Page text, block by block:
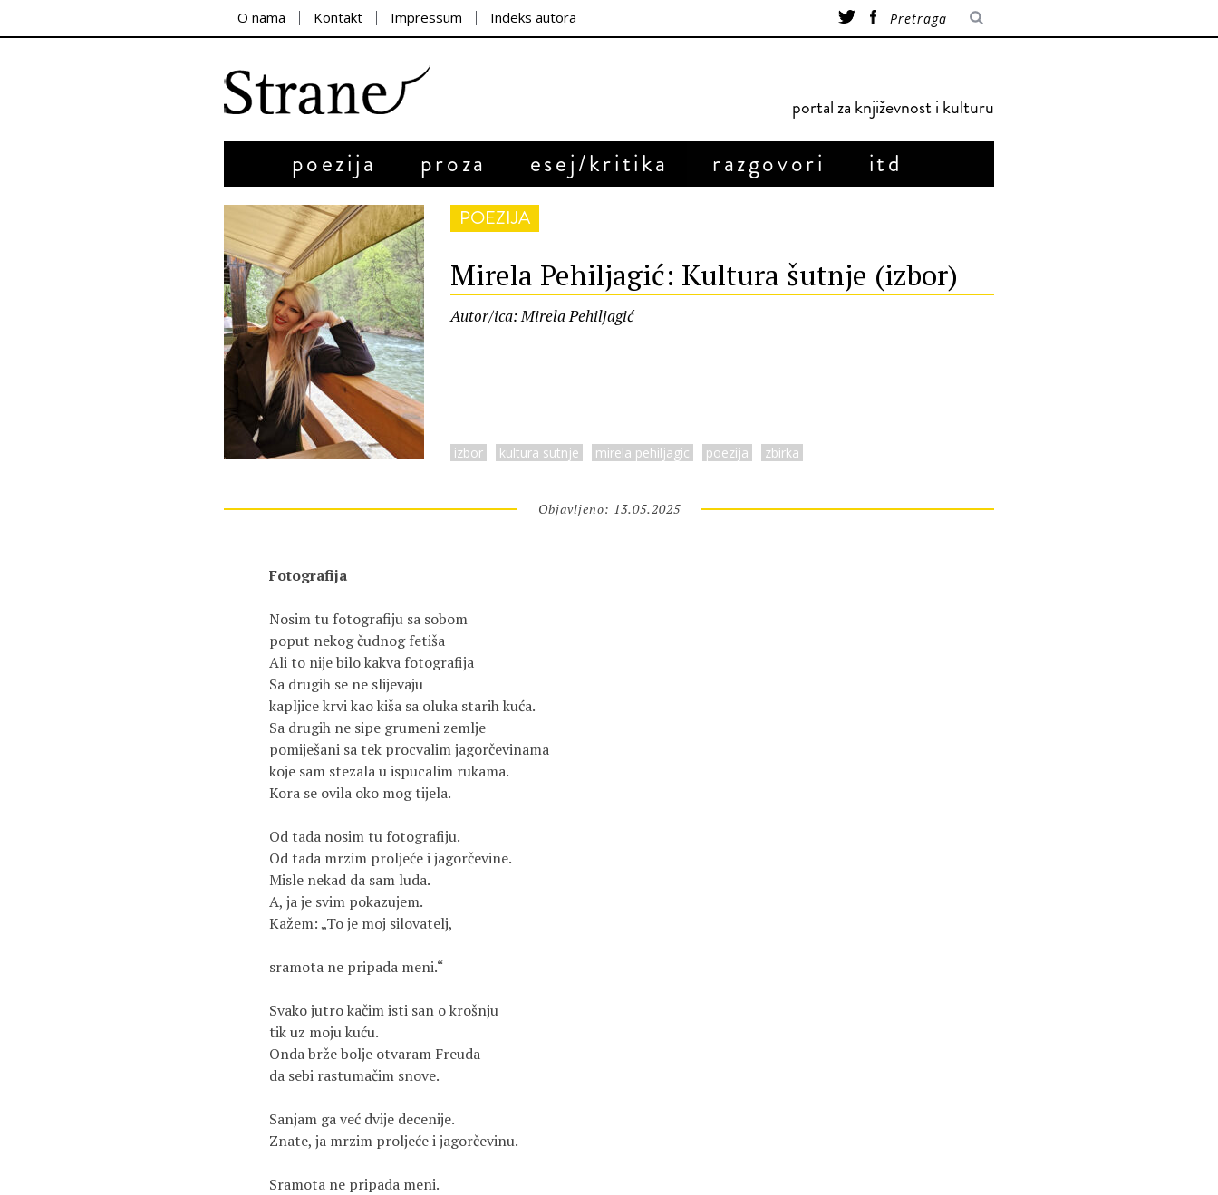
O nama Kontakt Impressum Indeks autora
portal za književnost i kulturu
poezija proza esej/kritika razgovori itd
POEZIJA
Mirela Pehiljagić: Kultura šutnje (izbor)
Autor/ica: Mirela Pehiljagić
izbor kultura sutnje mirela pehiljagic poezija zbirka
Objavljeno: 13.05.2025
Fotografija
Nosim tu fotografiju sa sobom
poput nekog čudnog fetiša
Ali to nije bilo kakva fotografija
Sa drugih se ne slijevaju
kapljice krvi kao kiša sa oluka starih kuća.
Sa drugih ne sipe grumeni zemlje
pomiješani sa tek procvalim jagorčevinama
koje sam stezala u ispucalim rukama.
Kora se ovila oko mog tijela.
Od tada nosim tu fotografiju.
Od tada mrzim proljeće i jagorčevine.
Misle nekad da sam luda.
A, ja je svim pokazujem.
Kažem: „To je moj silovatelj,
sramota ne pripada meni.“
Svako jutro kačim isti san o krošnju
tik uz moju kuću.
Onda brže bolje otvaram Freuda
da sebi rastumačim snove.
Sanjam ga već dvije decenije.
Znate, ja mrzim proljeće i jagorčevinu.
Sramota ne pripada meni.